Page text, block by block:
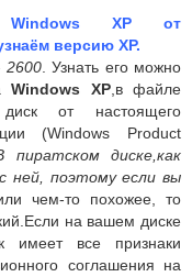
Windows XP от
версию XP.
. Узнать его можно
Windows ХР,в файле
от настоящего
(Windows Product
пиратском диске,как
ней, поэтому если вы
чем-то похожее, то
на вашем диске
имеет все признаки
соглашения на